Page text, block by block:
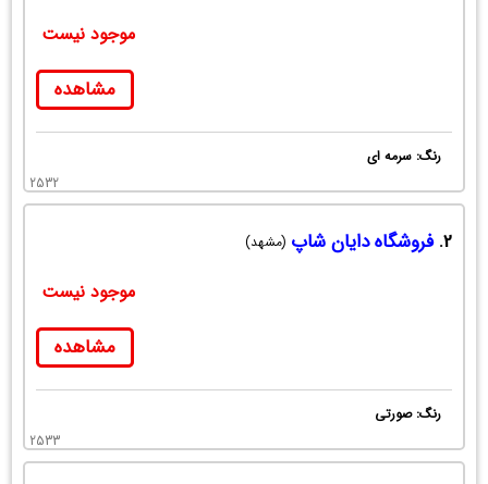
موجود نیست
مشاهده
رنگ: سرمه ای
2532
2. فروشگاه دایان شاپ (مشهد)
موجود نیست
مشاهده
رنگ: صورتی
2533